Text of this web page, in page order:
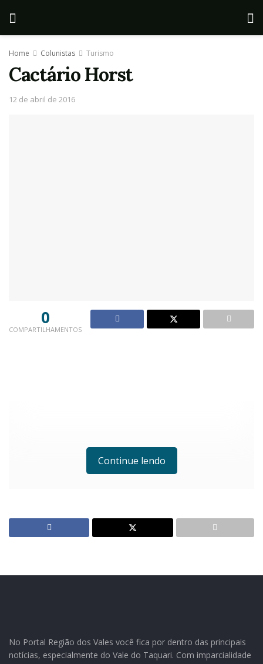
Home Colunistas Turismo
Cactário Horst
12 de abril de 2016
0
COMPARTILHAMENTOS
através da família Horst. Neste local encontram-se
centenas de espécies de cactus e suculentas, de
Continue lendo
No Portal Região dos Vales você fica por dentro das principais
notícias, especialmente do Vale do Taquari. Com imparcialidade